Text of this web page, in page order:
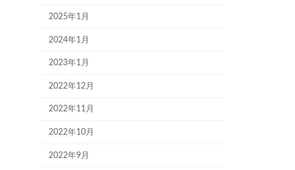
2025年1月
2024年1月
2023年1月
2022年12月
2022年11月
2022年10月
2022年9月